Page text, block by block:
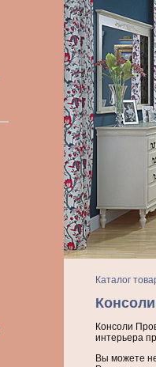
Каталог
Консоли
интерьера
Вы можете